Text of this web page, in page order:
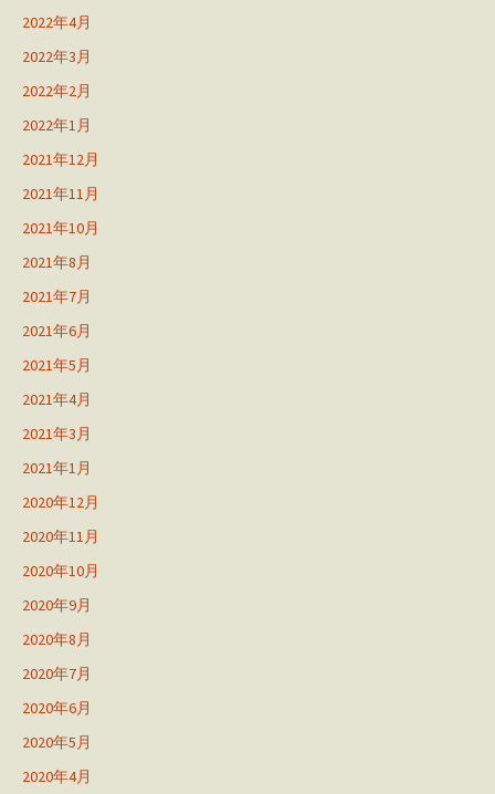
2022年4月
2022年3月
2022年2月
2022年1月
2021年12月
2021年11月
2021年10月
2021年8月
2021年7月
2021年6月
2021年5月
2021年4月
2021年3月
2021年1月
2020年12月
2020年11月
2020年10月
2020年9月
2020年8月
2020年7月
2020年6月
2020年5月
2020年4月